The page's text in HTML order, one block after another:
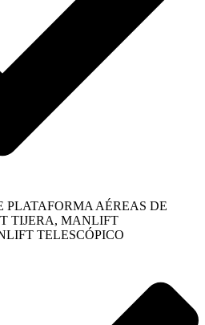
PLATAFORMA AÉREAS DE
TIJERA, MANLIFT
TELESCÓPICO